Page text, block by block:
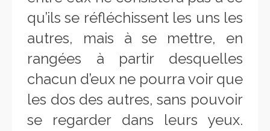
qu’ils se réfléchissent les uns les
autres, mais à se mettre, en
rangées à partir desquelles
chacun d’eux ne pourra voir que
les dos des autres, sans pouvoir
se regarder dans leurs yeux.